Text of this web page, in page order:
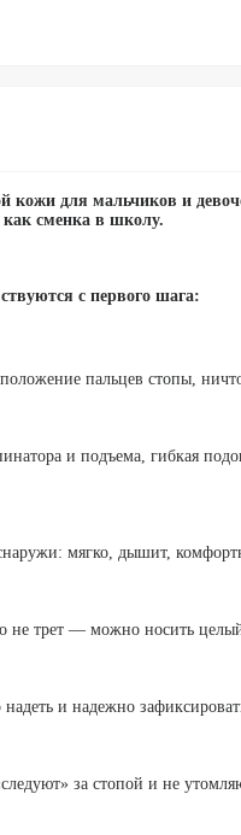
кожи для мальчиков и
сменка в школу.
с первого шага:
пальцев стопы,
и подъема, гибкая
мягко, дышит,
не трет — можно носить
и надежно
за стопой и не